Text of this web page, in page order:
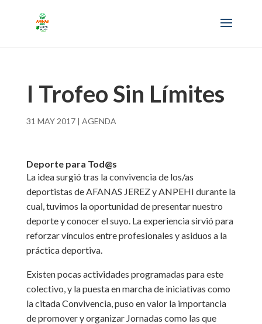
I Trofeo Sin Límites
31 MAY 2017| AGENDA
Deporte para Tod@s
La idea surgió tras la convivencia de los/as
deportistas de AFANAS JEREZ y ANPEHI durante la
cual, tuvimos la oportunidad de presentar nuestro
deporte y conocer el suyo. La experiencia sirvió para
reforzar vínculos entre profesionales y asiduos a la
práctica deportiva.
Existen pocas actividades programadas para este
colectivo, y la puesta en marcha de iniciativas como
la citada Convivencia, puso en valor la importancia
de promover y organizar Jornadas como las que